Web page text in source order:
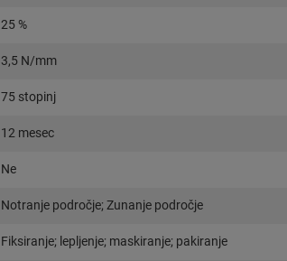
25 %
3,5 N/mm
75 stopinj
12 mesec
Ne
Notranje področje; Zunanje področje
Fiksiranje; lepljenje; maskiranje; pakiranje